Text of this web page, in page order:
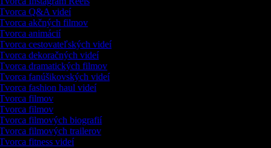
Q&A videí
akčných filmov
animácií
cestovateľských videí
dekoračných videí
dramatických filmov
fanúšikovských videí
fashion haul videí
filmov
filmov
filmových biografií
filmových trailerov
fitness videí